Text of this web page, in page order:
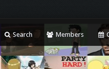
Search Members